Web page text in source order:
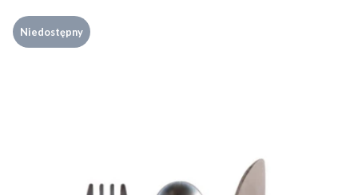
Niedostępny